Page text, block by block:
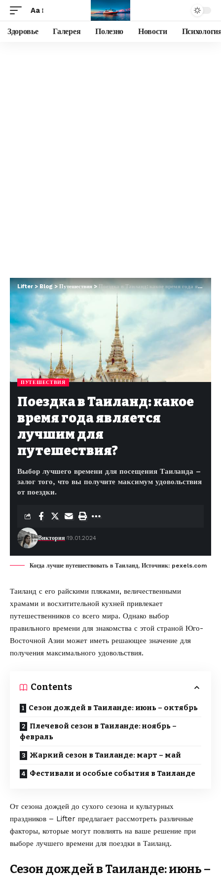
Aa
Здоровье Галерея Полезно Новости
Lifter>Blog> Путешествия>Поездка в Таиланд: какое время года является лучшим для путешествия?
ПУТЕШЕСТВИЯ
Поездка в Таиланд: какое
время года является
лучшим для
путешествия?
Выбор лучшего времени для посещения Таиланда –
залог того, что вы получите максимум удовольствия
от поездки.
Виктория 19.01.2024
Когда лучше путешествовать в Таиланд, Источник: pexels.com
Таиланд с его райскими пляжами, величественными
храмами и восхитительной кухней привлекает
путешественников со всего мира. Однако выбор
правильного времени для знакомства с этой страной Юго-
Восточной Азии может иметь решающее значение для
получения максимального удовольствия.
Contents
Сезон дождей в Таиланде: июнь – октябрь
Плечевой сезон в Таиланде: ноябрь –
февраль
Жаркий сезон в Таиланде: март – май
Фестивали и особые события в Таиланде
От сезона дождей до сухого сезона и культурных
праздников – Lifter предлагает рассмотреть различные
факторы, которые могут повлиять на ваше решение при
выборе лучшего времени для поездки в Таиланд.
Сезон дождей в Таиланде: июнь –